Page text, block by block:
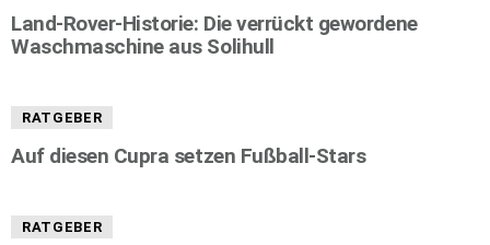
Land-Rover-Historie: Die verrückt gewordene
Waschmaschine aus Solihull
RATGEBER
Auf diesen Cupra setzen Fußball-Stars
RATGEBER